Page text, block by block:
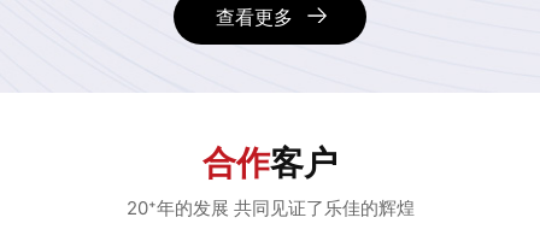
查看更多
合作客户
20⁺年的发展 共同见证了乐佳的辉煌